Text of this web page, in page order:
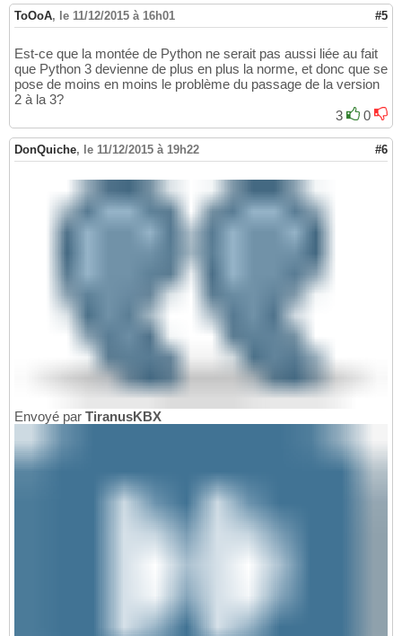
ToOoA, le 11/12/2015 à 16h01 #5
Est-ce que la montée de Python ne serait pas aussi liée au fait
que Python 3 devienne de plus en plus la norme, et donc que se
pose de moins en moins le problème du passage de la version
2 à la 3?
3
0
DonQuiche, le 11/12/2015 à 19h22 #6
Envoyé par TiranusKBX